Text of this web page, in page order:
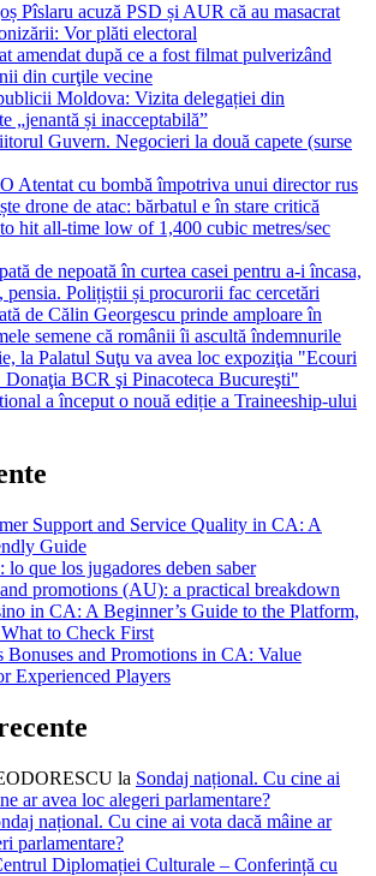
Pîslaru acuză PSD și AUR că au masacrat
Vor plăti electoral
amendat după ce a fost filmat pulverizând
din curţile vecine
Moldova: Vizita delegației din
„jenantă și inacceptabilă”
Guvern. Negocieri la două capete (surse
Atentat cu bombă împotriva unui director rus
drone de atac: bărbatul e în stare critică
hit all-time low of 1,400 cubic metres/sec
de nepoată în curtea casei pentru a-i încasa,
pensia. Polițiștii și procurorii fac cercetări
de Călin Georgescu prinde amploare în
semene că românii îi ascultă îndemnurile
la Palatul Suţu va avea loc expoziţia "Ecouri
BCR şi Pinacoteca Bucureşti"
a început o nouă ediție a Traineeship-ului
Support and Service Quality in CA: A
Guide
lo que los jugadores deben saber
promotions (AU): a practical breakdown
in CA: A Beginner’s Guide to the Platform,
to Check First
Bonuses and Promotions in CA: Value
Experienced Players
la Sondaj național. Cu cine ai
ar avea loc alegeri parlamentare?
național. Cu cine ai vota dacă mâine ar
parlamentare?
Diplomației Culturale – Conferință cu